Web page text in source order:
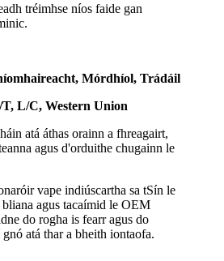
tréimhse níos faide gan
Mórdhíol, Trádáil
L/C, Western Union
atá áthas orainn a fhreagairt,
agus d'orduithe chugainn le
vape indiúscartha sa tSín le
bliana agus tacaímid le OEM
do rogha is fearr agus do
atá thar a bheith iontaofa.